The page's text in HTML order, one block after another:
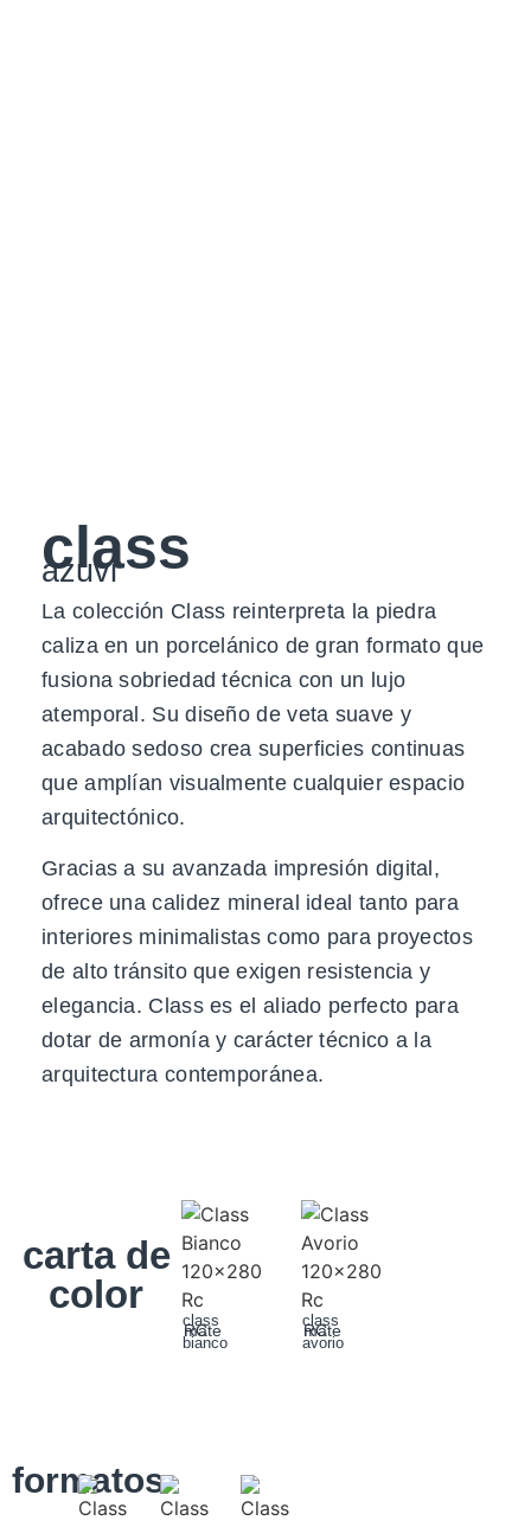
class
azuvi
La colección Class reinterpreta la piedra
caliza en un porcelánico de gran formato que
fusiona sobriedad técnica con un lujo
atemporal. Su diseño de veta suave y
acabado sedoso crea superficies continuas
que amplían visualmente cualquier espacio
arquitectónico.
Gracias a su avanzada impresión digital,
ofrece una calidez mineral ideal tanto para
interiores minimalistas como para proyectos
de alto tránsito que exigen resistencia y
elegancia. Class es el aliado perfecto para
dotar de armonía y carácter técnico a la
arquitectura contemporánea.
carta de
color
class
bianco
mate
RC
class
avorio
mate
RC
formatos